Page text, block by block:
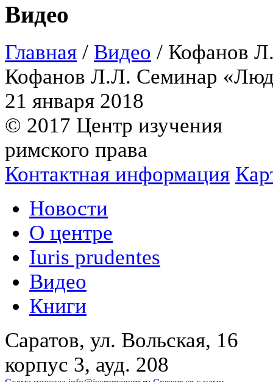
Видео
Главная / Видео / Кофанов
Кофанов Л.Л. Семинар
21 января 2018
© 2017 Центр изучения
римского права
Контактная информация
Новости
О центре
Iuris prudentes
Видео
Книги
Саратов, ул. Вольская, 16
корпус 3, ауд. 208